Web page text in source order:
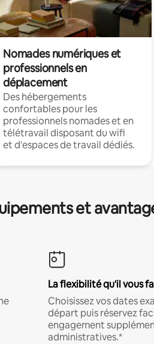
Nomades numériques et
professionnels en
déplacement
Des hébergements
confortables pour les
professionnels nomades et en
télétravail disposant du wifi
et d'espaces de travail dédiés.
et
La flexibilité qu'il vous
Choisissez vos dates
départ puis réservez
engagement
administratives.*